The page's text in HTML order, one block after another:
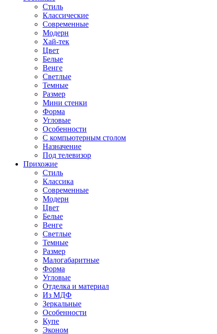
Стиль
Классические
Современные
Модерн
Хай-тек
Цвет
Белые
Венге
Светлые
Темные
Размер
Мини стенки
Форма
Угловые
Особенности
С компьютерным столом
Назначение
Под телевизор
Прихожие
Стиль
Классика
Современные
Модерн
Цвет
Белые
Венге
Светлые
Темные
Размер
Малогабаритные
Форма
Угловые
Отделка и материал
Из МДФ
Зеркальные
Особенности
Купе
Эконом